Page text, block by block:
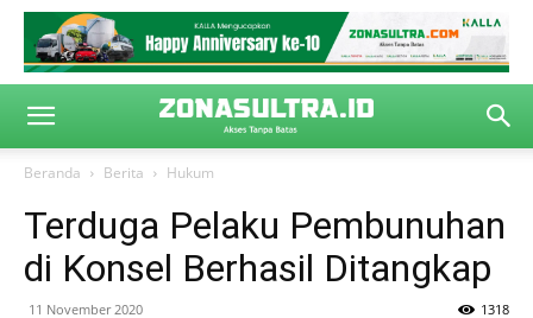
Beranda Berita Hukum
Terduga Pelaku Pembunuhan
di Konsel Berhasil Ditangkap
11 November 2020 1318